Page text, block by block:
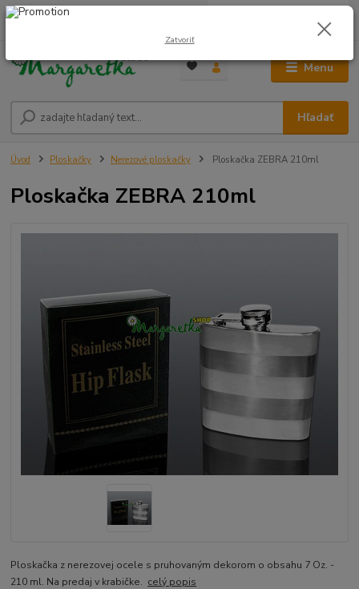
Menu
Hľadať
0948 236 042
0,00 €
Úvod Ploskačky Nerezové ploskačky Ploskačka ZEBRA 210ml
Ploskačka ZEBRA 210ml
Ploskačka z nerezovej ocele s pruhovaným dekorom o obsahu 7 Oz. -
210 ml. Na predaj v krabičke. celý popis
Zatvoriť